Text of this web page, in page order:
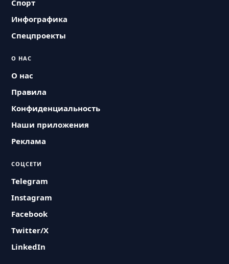
Спорт
Инфографика
Спецпроекты
О НАС
О нас
Правила
Конфиденциальность
Наши приложения
Реклама
СОЦСЕТИ
Telegram
Instagram
Facebook
Twitter/X
LinkedIn